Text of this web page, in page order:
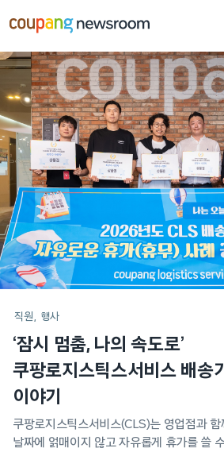
건너뛰기
메인
포스트
직원 행사
‘잠시 멈춤, 나의 속도로’
쿠팡로지스틱스서비스 배송
이야기
쿠팡로지스틱스서비스(CLS)는 영업점과
날짜에 얽매이지 않고 자유롭게 휴가를 쓸